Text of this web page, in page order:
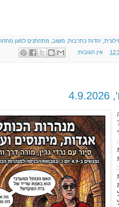
יהדות כתרבות משוב מתחתנים למען
אין תגובות: